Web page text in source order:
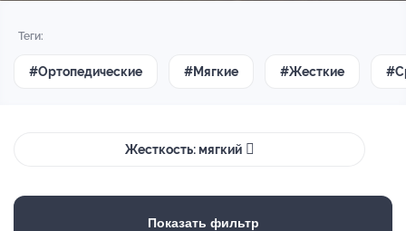
Теги:
#Ортопедические #Мягкие #Жесткие
Жесткость: мягкий
Показать фильтр